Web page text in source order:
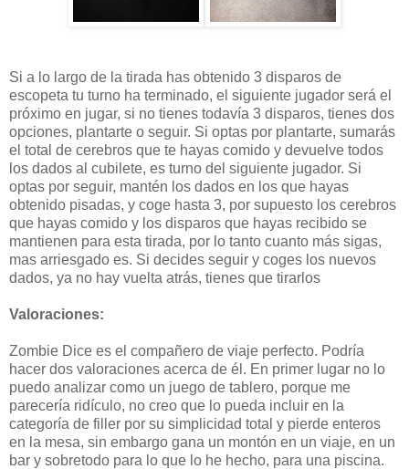
Si a lo largo de la tirada has obtenido 3 disparos de
escopeta tu turno ha terminado, el siguiente jugador será el
próximo en jugar, si no tienes todavía 3 disparos, tienes dos
opciones, plantarte o seguir. Si optas por plantarte, sumarás
el total de cerebros que te hayas comido y devuelve todos
los dados al cubilete, es turno del siguiente jugador. Si
optas por seguir, mantén los dados en los que hayas
obtenido pisadas, y coge hasta 3, por supuesto los cerebros
que hayas comido y los disparos que hayas recibido se
mantienen para esta tirada, por lo tanto cuanto más sigas,
mas arriesgado es. Si decides seguir y coges los nuevos
dados, ya no hay vuelta atrás, tienes que tirarlos
Valoraciones:
Zombie Dice es el compañero de viaje perfecto. Podría
hacer dos valoraciones acerca de él. En primer lugar no lo
puedo analizar como un juego de tablero, porque me
parecería ridículo, no creo que lo pueda incluir en la
categoría de filler por su simplicidad total y pierde enteros
en la mesa, sin embargo gana un montón en un viaje, en un
bar y sobretodo para lo que lo he hecho, para una piscina.